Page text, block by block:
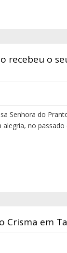
recebeu o
Senhora do
alegria, no
Crisma em